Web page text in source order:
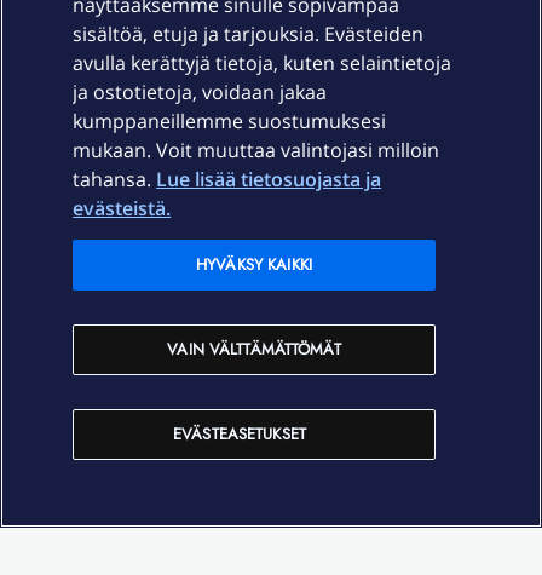
Palvelut
Ajankohtaista
Elisa Oyj
In English
sisältöä, etuja ja tarjouksia. Evästeiden
avulla kerättyjä tietoja, kuten selaintietoja
ja ostotietoja, voidaan jakaa
kumppaneillemme suostumuksesi
mukaan. Voit muuttaa valintojasi milloin
tahansa. Lue lisää tietosuojasta ja
evästeistä.
EVÄSTEASETUKSET
VAIN VÄLTTÄMÄTTÖMÄT
HYVÄKSY KAIKKI